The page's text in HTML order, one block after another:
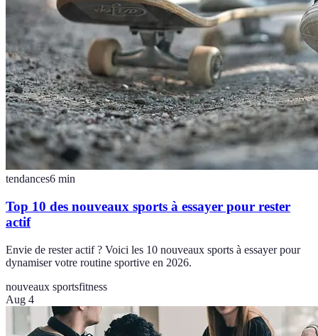
tendances6 min
Top 10 des nouveaux sports à essayer pour rester
actif
Envie de rester actif ? Voici les 10 nouveaux sports à essayer pour
dynamiser votre routine sportive en 2026.
nouveaux sportsfitness
Aug 4